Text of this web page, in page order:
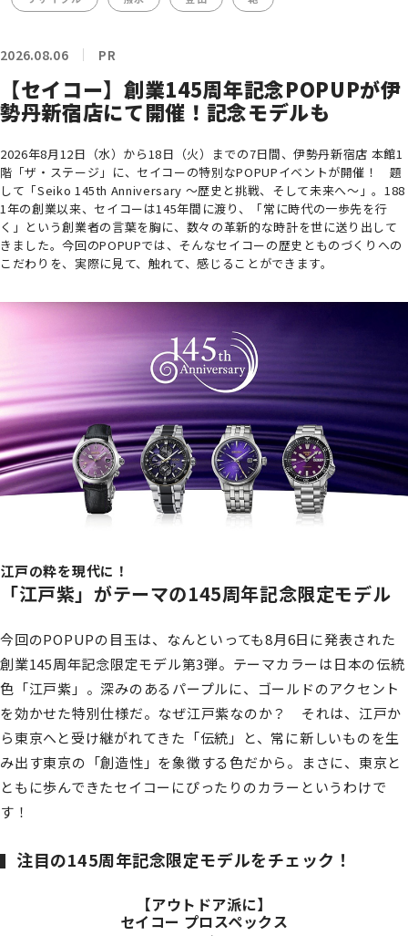
2026.08.06 PR
【セイコー】創業145周年記念POPUPが伊
勢丹新宿店にて開催！記念モデルも
2026年8月12日（水）から18日（火）までの7日間、伊勢丹新宿店 本館1
階「ザ・ステージ」に、セイコーの特別なPOPUPイベントが開催！ 題
して「Seiko 145th Anniversary ～歴史と挑戦、そして未来へ～」。188
1年の創業以来、セイコーは145年間に渡り、「常に時代の一歩先を行
く」という創業者の言葉を胸に、数々の革新的な時計を世に送り出して
きました。今回のPOPUPでは、そんなセイコーの歴史とものづくりへの
こだわりを、実際に見て、触れて、感じることができます。
江戸の粋を現代に！
「江戸紫」がテーマの145周年記念限定モデル
今回のPOPUPの目玉は、なんといっても8月6日に発表された
創業145周年記念限定モデル第3弾。テーマカラーは日本の伝統
色「江戸紫」。深みのあるパープルに、ゴールドのアクセント
を効かせた特別仕様だ。なぜ江戸紫なのか？ それは、江戸か
ら東京へと受け継がれてきた「伝統」と、常に新しいものを生
み出す東京の「創造性」を象徴する色だから。まさに、東京と
ともに歩んできたセイコーにぴったりのカラーというわけで
す！
注目の145周年記念限定モデルをチェック！
【アウトドア派に】
セイコー プロスペックス